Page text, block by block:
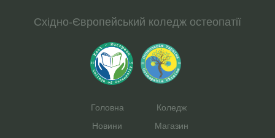
Східно-Європейський коледж остеопатії
Головна
Новини
Коледж
Магазин